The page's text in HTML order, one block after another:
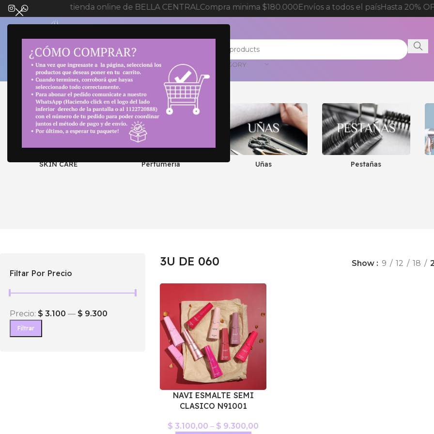
Bienvenida a tienda online de BELLA CENTRALCompra minima $180.000Envíos a todos el paísHasta 20%
SELECT CATEGORY
COLOR NAVI del producto 3U DE 060
SKIN CARE Perfumeria Uñas Pestañas
Filtar Por Precio
Filtrar
Precio: $ 3.100 — $ 9.300
3U DE 060 Show 9 12 18
NAVI ESMALTE SEMI
CLASICO N91001
$ 3.100,00 – $ 9.300,00